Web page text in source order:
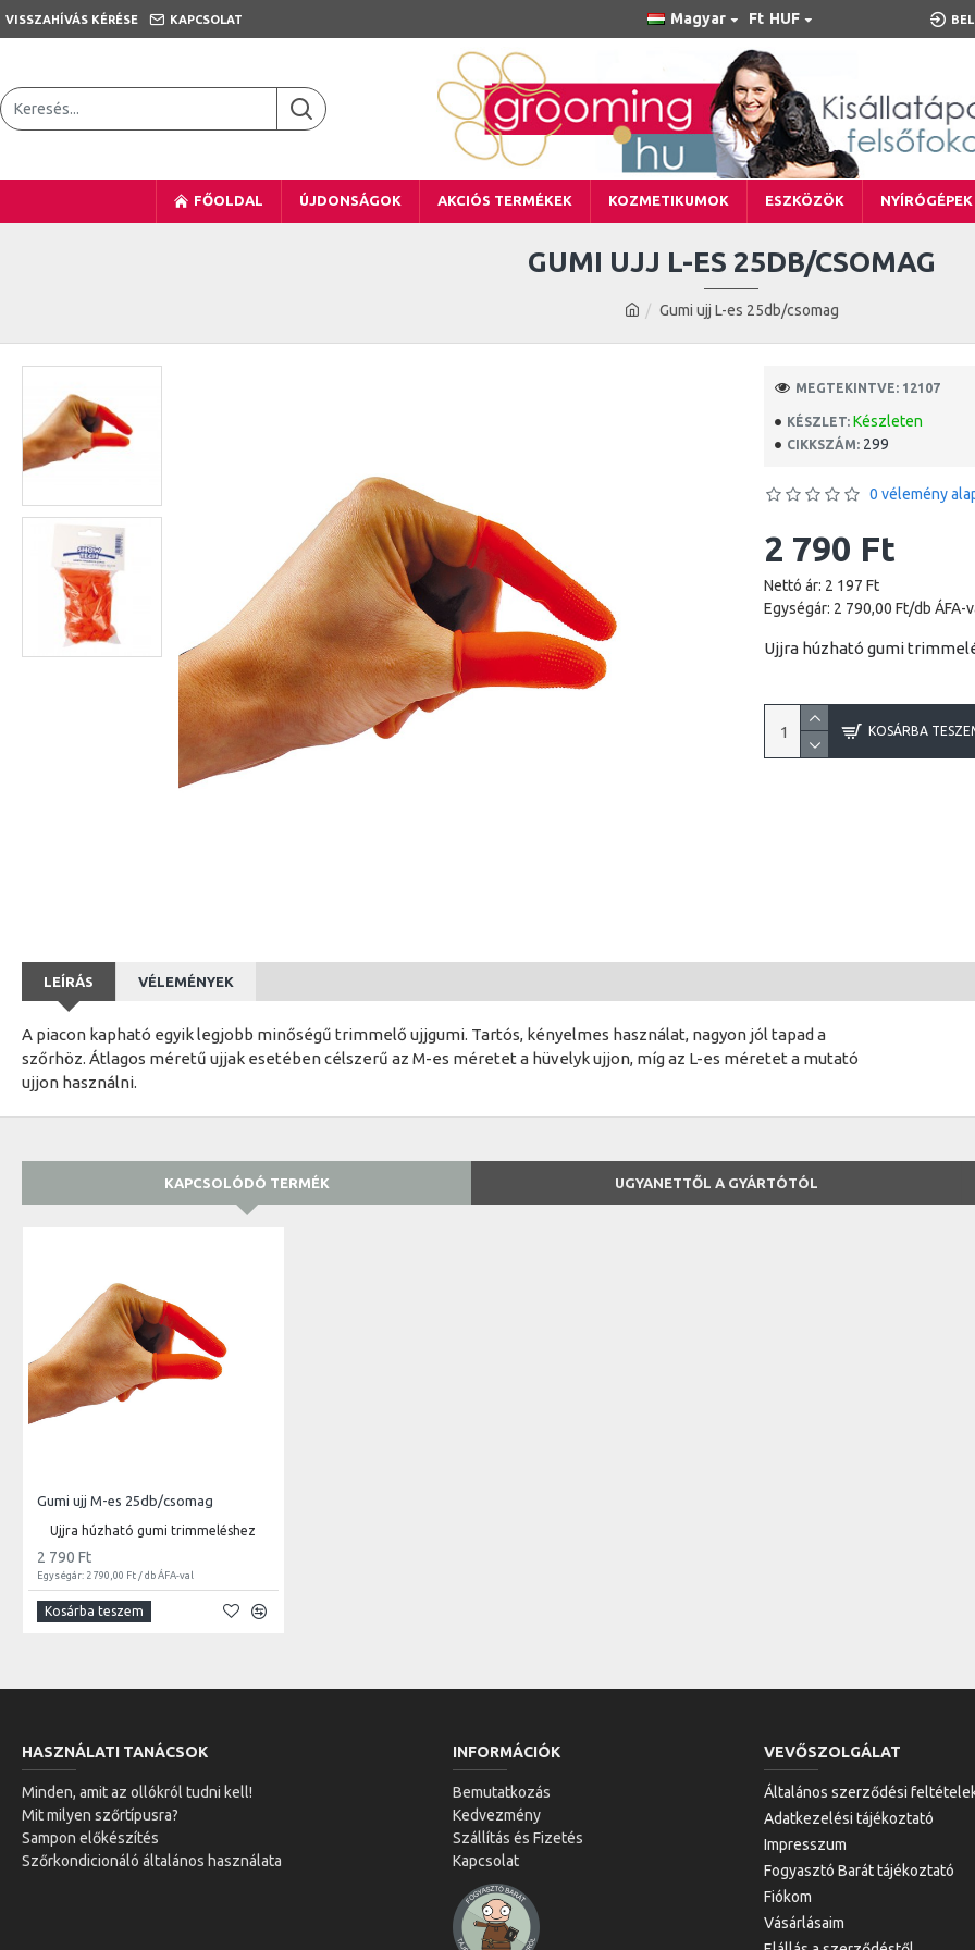
VISSZAHÍVÁS KÉRÉSE KAPCSOLAT Magyar Ft HUF
FŐOLDAL ÚJDONSÁGOK AKCIÓS TERMÉKEK KOZMETIKUMOK ESZKÖZÖK NYÍRÓGÉPEK
Gumi ujj L-es 25db/csomag
GUMI UJJ L-ES 25DB/CSOMAG
KÉSZLET: Készleten
CIKKSZÁM: 299
MEGTEKINTVE: 12107
0 vélemény
2 790 Ft
Nettó ár: 2 197 Ft
Egységár: 2 790,00 Ft/db ÁFA-
Ujjra húzható gumi
KOSÁRBA
LEÍRÁS VÉLEMÉNYEK
A piacon kapható egyik legjobb minőségű trimmelő ujjgumi. Tartós, kényelmes használat, nagyon jól tapad a
szőrhöz. Átlagos méretű ujjak esetében célszerű az M-es méretet a hüvelyk ujjon, míg az L-es méretet a mutató
ujjon használni.
KAPCSOLÓDÓ TERMÉK UGYANETTŐL A GYÁRTÓTÓL
Gumi ujj M-es 25db/csomag
Ujjra húzható gumi trimmeléshez
2 790 Ft
Egységár: 2 790,00 Ft / db ÁFA-val
Kosárba teszem
HASZNÁLATI TANÁCSOK
Minden, amit az ollókról tudni kell!
Mit milyen szőrtípusra?
Sampon előkészítés
Szőrkondicionáló általános használata
INFORMÁCIÓK
Bemutatkozás
Kedvezmény
Szállítás és Fizetés
Kapcsolat
VEVŐSZOLGÁLAT
Általános szerződési
Adatkezelési tájékoztató
Impresszum
Fogyasztó Barát tájékoztató
Fiókom
Vásárlásaim